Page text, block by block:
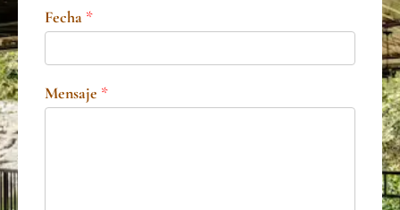
Fecha *
Mensaje *